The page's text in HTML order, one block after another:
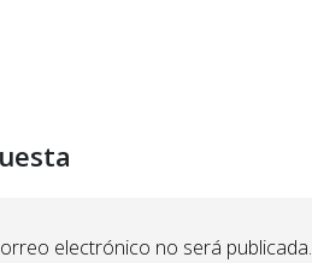
electrónico no será publicada.